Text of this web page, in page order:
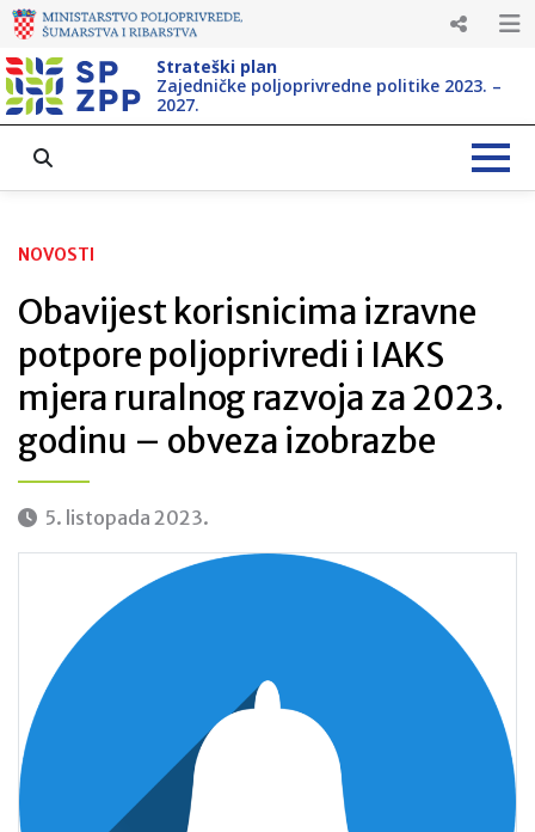
Strateški plan
Zajedničke poljoprivredne politike 2023. –
2027.
NOVOSTI
Obavijest korisnicima izravne
potpore poljoprivredi i IAKS
mjera ruralnog razvoja za 2023.
godinu – obveza izobrazbe
5. listopada 2023.